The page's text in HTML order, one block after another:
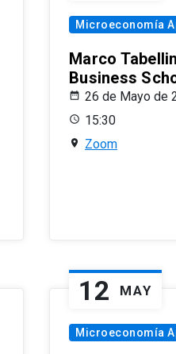
Microeconomía
Marco
Business
26 de Mayo de
15:30
Zoom
12 MAY
Microeconomía